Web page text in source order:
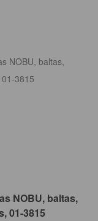
NOBU, baltas,
01-3815